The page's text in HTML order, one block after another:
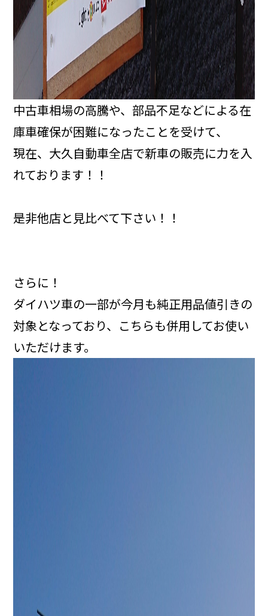
中古車相場の高騰や、部品不足などによる在
庫車確保が困難になったことを受けて、
現在、大久自動車全店で新車の販売に力を入
れております！！
是非他店と見比べて下さい！！
さらに！
ダイハツ車の一部が今月も純正用品値引きの
対象となっており、こちらも併用してお使い
いただけます。